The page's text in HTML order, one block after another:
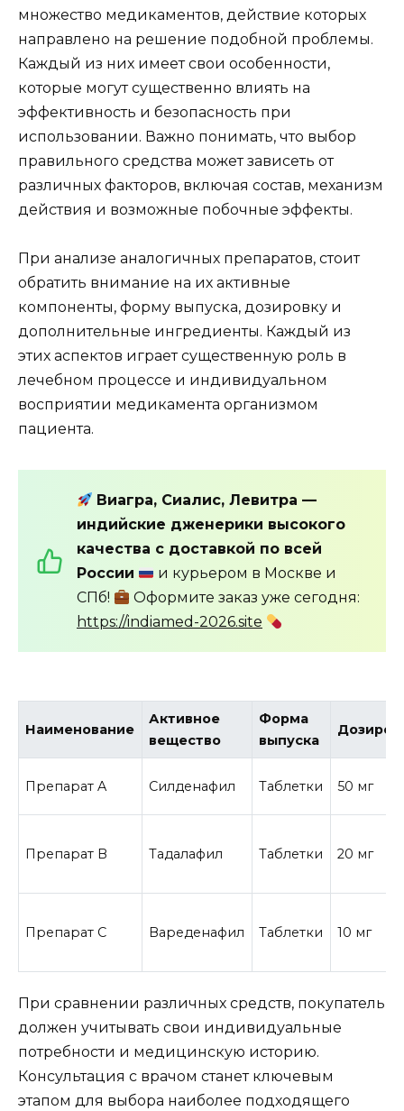
множество медикаментов, действие которых
направлено на решение подобной проблемы.
Каждый из них имеет свои особенности,
которые могут существенно влиять на
эффективность и безопасность при
использовании. Важно понимать, что выбор
правильного средства может зависеть от
различных факторов, включая состав, механизм
действия и возможные побочные эффекты.
При анализе аналогичных препаратов, стоит
обратить внимание на их активные
компоненты, форму выпуска, дозировку и
дополнительные ингредиенты. Каждый из
этих аспектов играет существенную роль в
лечебном процессе и индивидуальном
восприятии медикамента организмом
пациента.
Виагра, Сиалис, Левитра —
индийские дженерики высокого
качества с доставкой по всей
России
и курьером в Москве и
СПб!
Оформите заказ уже сегодня:
https://indiamed-2026.site
Наименование
Активное
вещество
Форма
выпуска
Препарат A Силденафил Таблетки 50 мг
Препарат B Тадалафил Таблетки 20 мг
Препарат C Вареденафил Таблетки 10 мг
При сравнении различных средств, покупатель
должен учитывать свои индивидуальные
потребности и медицинскую историю.
Консультация с врачом станет ключевым
этапом для выбора наиболее подходящего